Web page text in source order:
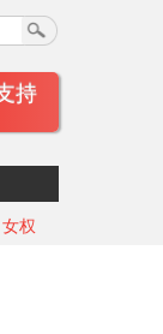
持
女权